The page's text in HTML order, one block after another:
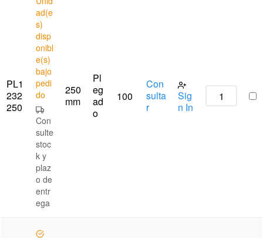
PL1
232
250
ad(e
s)
disp
onibl
e(s)
bajo
pedi
do
Con
sulte
stoc
k y
plaz
o de
entr
ega
250
mm
Pl
eg
ad
o
100
Con
sulta
r
Sig
n In